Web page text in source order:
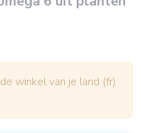
winkel van je land (fr)